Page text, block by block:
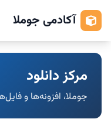
آکادمی جوملا
مرکز دانلود
جوملا، افزونه‌ها و